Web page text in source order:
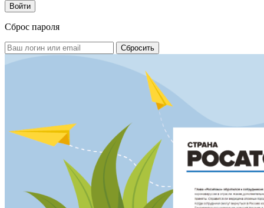
Сброс пароля